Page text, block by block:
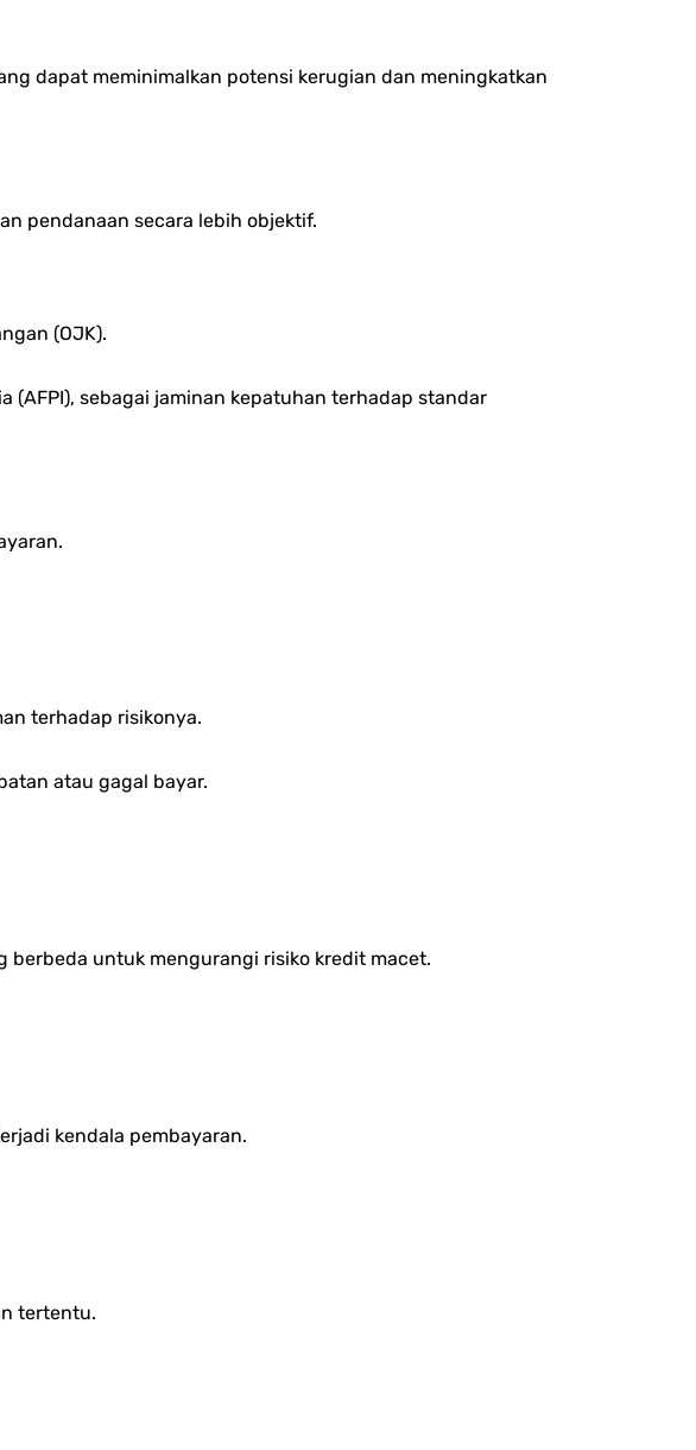
dapat meminimalkan potensi kerugian dan meningkatkan
pendanaan secara lebih objektif.
(OJK).
(AFPI), sebagai jaminan kepatuhan terhadap standar
terhadap risikonya.
atau gagal bayar.
berbeda untuk mengurangi risiko kredit macet.
kendala pembayaran.
tertentu.